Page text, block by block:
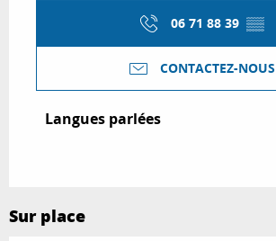
06 71 88 39 ▒▒
CONTACTEZ-NOUS
Langues parlées
Langues parlées
Sur place